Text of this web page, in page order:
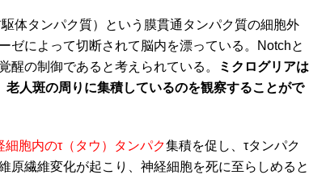
駆体タンパク質）という膜貫通タンパク質の細胞外
ゼによって切断されて脳内を漂っている。Notchと
醒の制御であると考えられている。
ミクログリアは
人斑の周りに集積しているのを観察することがで
胞内のτ（タウ）タンパク集積を促し、τタンパク
原繊維変化が起こり、神経細胞を死に至らしめると